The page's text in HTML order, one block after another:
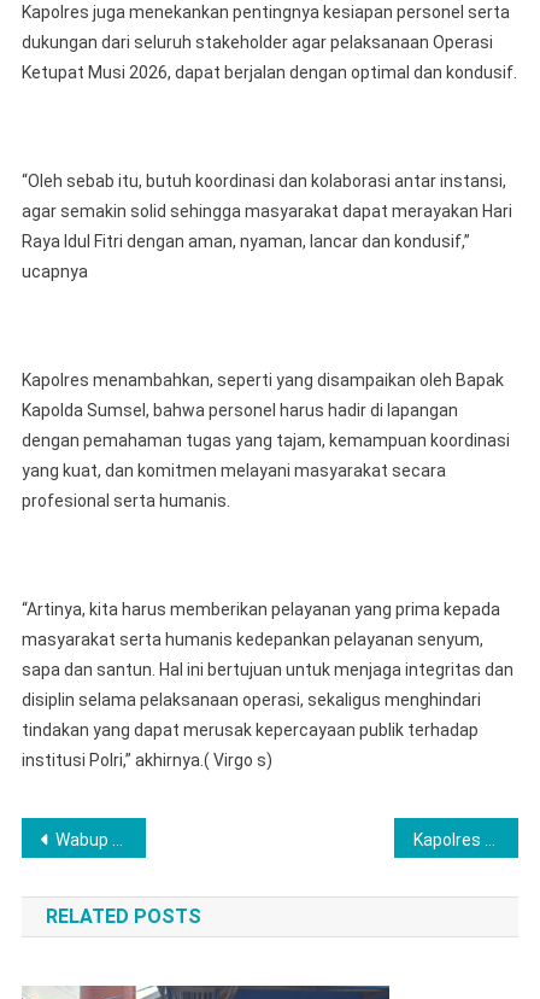
Kapolres juga menekankan pentingnya kesiapan personel serta
dukungan dari seluruh stakeholder agar pelaksanaan Operasi
Ketupat Musi 2026, dapat berjalan dengan optimal dan kondusif.
“Oleh sebab itu, butuh koordinasi dan kolaborasi antar instansi,
agar semakin solid sehingga masyarakat dapat merayakan Hari
Raya Idul Fitri dengan aman, nyaman, lancar dan kondusif,”
ucapnya
Kapolres menambahkan, seperti yang disampaikan oleh Bapak
Kapolda Sumsel, bahwa personel harus hadir di lapangan
dengan pemahaman tugas yang tajam, kemampuan koordinasi
yang kuat, dan komitmen melayani masyarakat secara
profesional serta humanis.
“Artinya, kita harus memberikan pelayanan yang prima kepada
masyarakat serta humanis kedepankan pelayanan senyum,
sapa dan santun. Hal ini bertujuan untuk menjaga integritas dan
disiplin selama pelaksanaan operasi, sekaligus menghindari
tindakan yang dapat merusak kepercayaan publik terhadap
institusi Polri,” akhirnya.( Virgo s)
Post
navigation
Wabup Labuhanbatu Serap Aspirasi Warga Bilah Hilir Lewat Safari Ramadhan
RELATED POSTS